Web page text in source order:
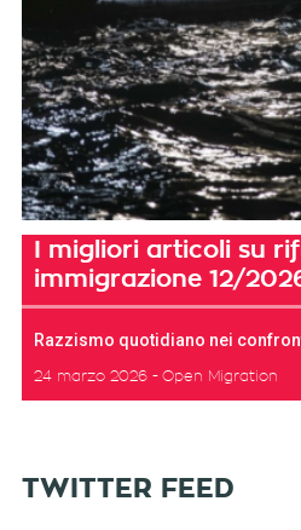
I migliori articoli su
immigrazione 12/
Razzismo quotidiano nei
24 marzo 2026 Open Migration
TWITTER FEED